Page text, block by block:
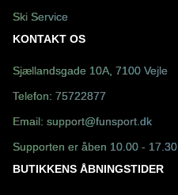
Ski Service
KONTAKT OS
Sjællandsgade 10A, 7100 Vejle
Telefon: 75722877
Email: support@funsport.dk
Supporten er åben 10.00 - 17.30
BUTIKKENS ÅBNINGSTIDER